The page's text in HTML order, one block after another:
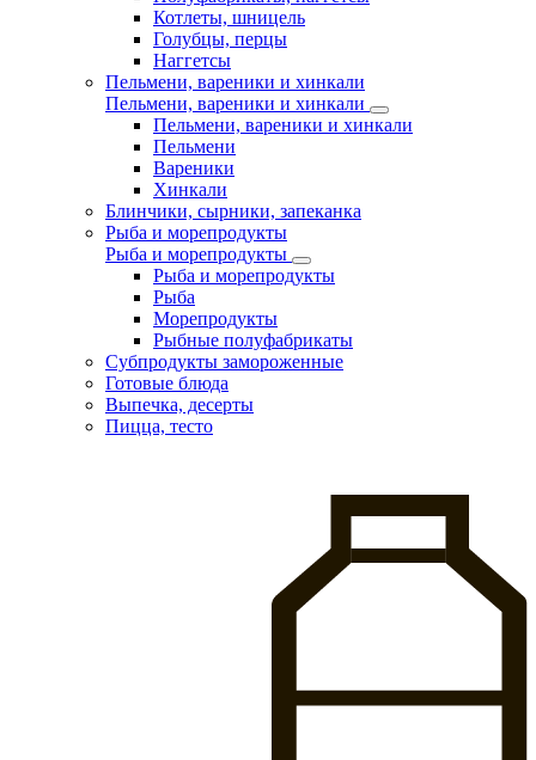
Котлеты, шницель
Голубцы, перцы
Наггетсы
Пельмени, вареники и хинкали
Пельмени, вареники и хинкали
Пельмени, вареники и хинкали
Пельмени
Вареники
Хинкали
Блинчики, сырники, запеканка
Рыба и морепродукты
Рыба и морепродукты
Рыба и морепродукты
Рыба
Морепродукты
Рыбные полуфабрикаты
Субпродукты замороженные
Готовые блюда
Выпечка, десерты
Пицца, тесто